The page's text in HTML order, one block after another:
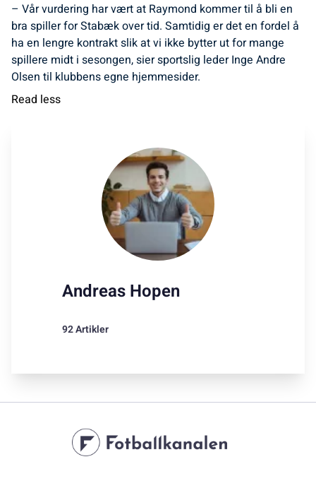
– Vår vurdering har vært at Raymond kommer til å bli en
bra spiller for Stabæk over tid. Samtidig er det en fordel å
ha en lengre kontrakt slik at vi ikke bytter ut for mange
spillere midt i sesongen, sier sportslig leder Inge Andre
Olsen til klubbens egne hjemmesider.
Read less
Andreas Hopen
92 Artikler